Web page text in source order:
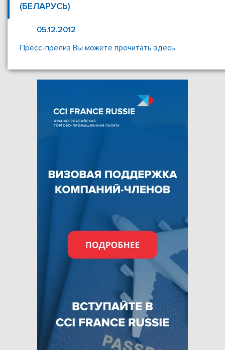
(БЕЛАРУСЬ)
05.12.2012
Пресс-прелиз Вы можете прочитать здесь.